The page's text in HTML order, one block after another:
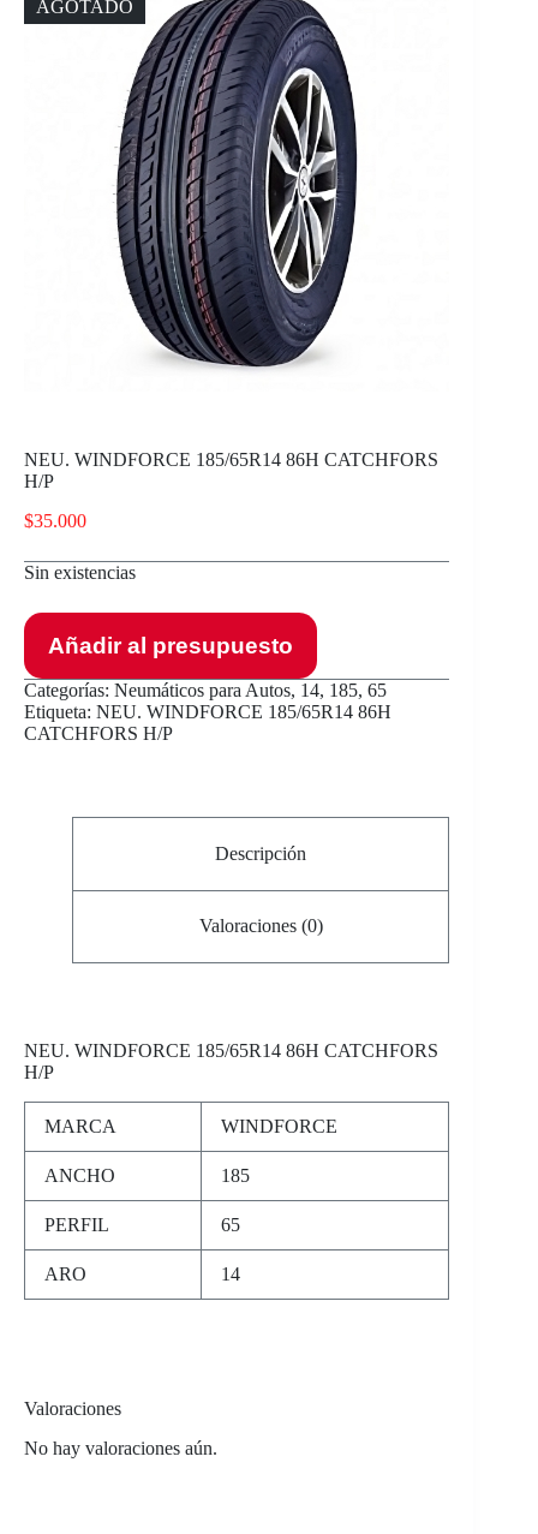
AGOTADO
NEU. WINDFORCE 185/65R14 86H CATCHFORS
H/P
$35.000
Sin existencias
Añadir al presupuesto
Categorías: Neumáticos para Autos, 14, 185, 65
Etiqueta: NEU. WINDFORCE 185/65R14 86H
CATCHFORS H/P
Descripción
Valoraciones (0)
NEU. WINDFORCE 185/65R14 86H CATCHFORS
H/P
MARCA WINDFORCE
ANCHO 185
PERFIL 65
ARO 14
Valoraciones
No hay valoraciones aún.